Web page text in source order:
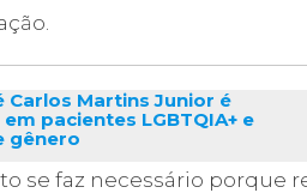
Carlos Martins Junior é
pacientes LGBTQIA+ e
gênero
se faz necessário porque